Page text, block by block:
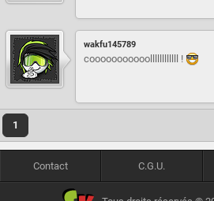
wakfu145789
cooooooooooollllllllllll !
1
Contact C.G.U.